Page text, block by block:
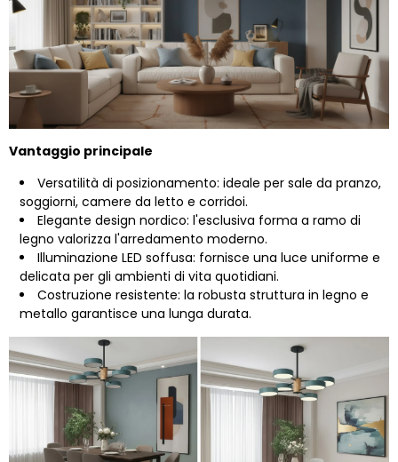
Vantaggio principale
Versatilità di posizionamento: ideale per sale da pranzo,
soggiorni, camere da letto e corridoi.
Elegante design nordico: l'esclusiva forma a ramo di
legno valorizza l'arredamento moderno.
Illuminazione LED soffusa: fornisce una luce uniforme e
delicata per gli ambienti di vita quotidiani.
Costruzione resistente: la robusta struttura in legno e
metallo garantisce una lunga durata.